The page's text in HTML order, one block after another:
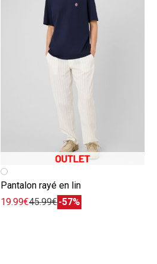
Image précédente
Image suivante
Pantalon rayé en lin
19.99€45.99€-57%